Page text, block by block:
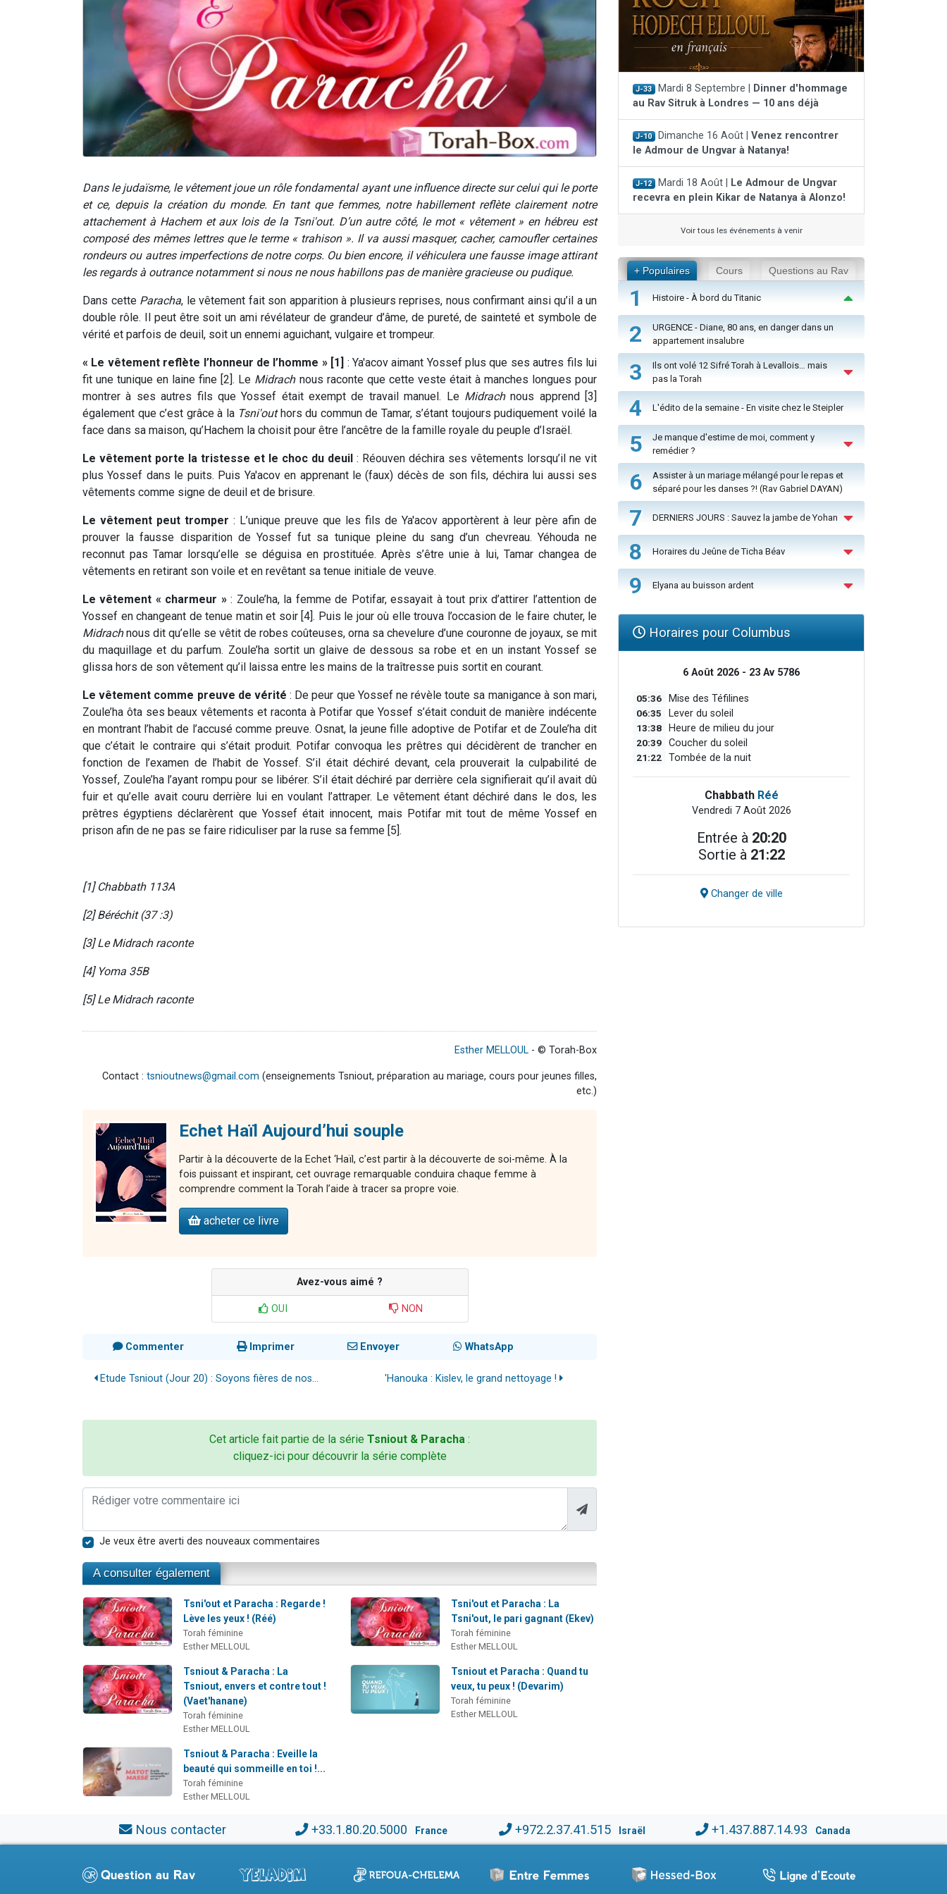
Dans le judaïsme, le vêtement joue un rôle fondamental ayant une influence directe sur celui qui le porte
et ce, depuis la création du monde. En tant que femmes, notre habillement reflète clairement notre
attachement à Hachem et aux lois de la Tsni'out. D’un autre côté, le mot « vêtement » en hébreu est
composé des mêmes lettres que le terme « trahison ». Il va aussi masquer, cacher, camoufler certaines
rondeurs ou autres imperfections de notre corps. Ou bien encore, il véhiculera une fausse image attirant
les regards à outrance notamment si nous ne nous habillons pas de manière gracieuse ou pudique.
Dans cette Paracha, le vêtement fait son apparition à plusieurs reprises, nous confirmant ainsi qu’il a un
double rôle. Il peut être soit un ami révélateur de grandeur d’âme, de pureté, de sainteté et symbole de
vérité et parfois de deuil, soit un ennemi aguichant, vulgaire et trompeur.
« Le vêtement reflète l’honneur de l’homme » [1] : Ya'acov aimant Yossef plus que ses autres fils lui
fit une tunique en laine fine [2]. Le Midrachnous raconte que cette veste était à manches longues pour
montrer à ses autres fils que Yossef était exempt de travail manuel. Le Midrachnous apprend [3]
également que c’est grâce à laTsni'outhors du commun de Tamar, s’étant toujours pudiquement voilé la
face dans sa maison, qu’Hachem la choisit pour être l’ancêtre de la famille royale du peuple d’Israël.
Le vêtement porte la tristesse et le choc du deuil : Réouven déchira ses vêtements lorsqu’il ne vit
plus Yossef dans le puits. Puis Ya'acov en apprenant le (faux) décès de son fils, déchira lui aussi ses
vêtements comme signe de deuil et de brisure.
Le vêtement peut tromper : L’unique preuve que les fils de Ya'acov apportèrent à leur père afin de
prouver la fausse disparition de Yossef fut sa tunique pleine du sang d’un chevreau. Yéhouda ne
reconnut pas Tamar lorsqu’elle se déguisa en prostituée. Après s’être unie à lui, Tamar changea de
vêtements en retirant son voile et en revêtant sa tenue initiale de veuve.
Le vêtement « charmeur »: Zoule’ha, la femme de Potifar, essayait à tout prix d’attirer l’attention de
Yossef en changeant de tenue matin et soir [4]. Puis le jour où elle trouva l’occasion de le faire chuter, le
Midrachnous dit qu’elle se vêtit de robes coûteuses, orna sa chevelure d’une couronne de joyaux, se mit
du maquillage et du parfum. Zoule’ha sortit un glaive de dessous sa robe et en un instant Yossef se
glissa hors de son vêtement qu’il laissa entre les mains de la traîtresse puis sortit en courant.
Le vêtement comme preuve de vérité : De peur que Yossef ne révèle toute sa manigance à son mari,
Zoule’ha ôta ses beaux vêtements et raconta à Potifar que Yossef s’était conduit de manière indécente
en montrant l’habit de l’accusé comme preuve. Osnat, la jeune fille adoptive de Potifar et de Zoule’ha dit
que c’était le contraire qui s’était produit. Potifar convoqua les prêtres qui décidèrent de trancher en
fonction de l’examen de l’habit de Yossef. S’il était déchiré devant, cela prouverait la culpabilité de
Yossef, Zoule’ha l’ayant rompu pour se libérer. S’il était déchiré par derrière cela signifierait qu’il avait dû
fuir et qu’elle avait couru derrière lui en voulant l’attraper. Le vêtement étant déchiré dans le dos, les
prêtres égyptiens déclarèrent que Yossef était innocent, mais Potifar mit tout de même Yossef en
prison afin de ne pas se faire ridiculiser par la ruse sa femme [5].
[1] Chabbath 113A
[2] Béréchit (37 :3)
[3] Le Midrach raconte
[4] Yoma 35B
[5] Le Midrach raconte
Esther MELLOUL - © Torah-Box
Contact : tsnioutnews@gmail.com (enseignements Tsniout, préparation au mariage, cours pour jeunes filles,
etc.)
Echet Haïl Aujourd’hui souple
Partir à la découverte de la Echet ‘Haïl, c’est partir à la découverte de soi-même. À la
fois puissant et inspirant, cet ouvrage remarquable conduira chaque femme à
comprendre comment la Torah l’aide à tracer sa propre voie.
acheter ce livre
Avez-vous aimé ?
OUI NON
Commenter Imprimer Envoyer WhatsApp
Etude Tsniout (Jour 20) : Soyons fières de nos... 'Hanouka : Kislev, le grand nettoyage !
Cet article fait partie de la série Tsniout & Paracha :
cliquez-ici pour découvrir la série complète
Je veux être averti des nouveaux commentaires
A consulter également
Tsni'out et Paracha : Regarde !
Lève les yeux ! (Réé)
Torah féminine
Esther MELLOUL
Tsni'out et Paracha : La
Tsni'out, le pari gagnant (Ekev)
Torah féminine
Esther MELLOUL
Tsniout & Paracha : La
Tsniout, envers et contre tout !
(Vaet'hanane)
Torah féminine
Esther MELLOUL
Tsniout et Paracha : Quand tu
veux, tu peux ! (Devarim)
Torah féminine
Esther MELLOUL
Tsniout & Paracha : Eveille la
beauté qui sommeille en toi !...
Torah féminine
Esther MELLOUL
J-33 Mardi 8 Septembre |
Dinner d'hommage
au Rav Sitruk à Londres — 10 ans déjà
J-10 Dimanche 16 Août | Venez rencontrer
le Admour de Ungvar à Natanya!
J-12 Mardi 18 Août |
Le Admour de Ungvar
recevra en plein Kikar de Natanya à Alonzo!
Voir tous les événements à venir
+ Populaires Cours Questions au Rav
1 Histoire - À bord du Titanic
2
URGENCE - Diane, 80 ans, en danger dans un
appartement insalubre
3
Ils ont volé 12 Sifré Torah à Levallois… mais
pas la Torah
4 L'édito de la semaine - En visite chez le Steipler
5
Je manque d'estime de moi, comment y
remédier ?
6
Assister à un mariage mélangé pour le repas et
séparé pour les danses ?! (Rav Gabriel DAYAN)
7 DERNIERS JOURS : Sauvez la jambe de Yohan
8 Horaires du Jeûne de Ticha Béav
9 Elyana au buisson ardent
Horaires pour Columbus
6 Août 2026 - 23 Av 5786
05:36 Mise des Téfilines
06:35 Lever du soleil
13:38 Heure de milieu du jour
20:39 Coucher du soleil
21:22 Tombée de la nuit
Chabbath Réé
Vendredi 7 Août 2026
Entrée à 20:20
Sortie à 21:22
Changer de ville
Nous contacter +33.1.80.20.5000 France +972.2.37.41.515 Israël +1.437.887.14.93 Canada